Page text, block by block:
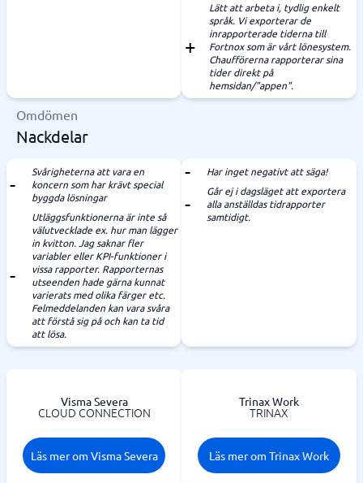
Lätt att arbeta i, tydlig enkelt
språk. Vi exporterar de
inrapporterade tiderna till
Fortnox som är vårt lönesystem.
Chaufförerna rapporterar sina
tider direkt på
hemsidan/"appen".
Omdömen
Nackdelar
Svårigheterna att vara en
koncern som har krävt special
byggda lösningar
Utläggsfunktionerna är inte så
välutvecklade ex. hur man lägger
in kvitton. Jag saknar fler
variabler eller KPI-funktioner i
vissa rapporter. Rapporternas
utseenden hade gärna kunnat
varierats med olika färger etc.
Felmeddelanden kan vara svåra
att förstå sig på och kan ta tid
att lösa.
Har inget negativt att säga!
Går ej i dagsläget att exportera
alla anställdas tidrapporter
samtidigt.
Visma Severa
CLOUD CONNECTION
Läs mer om Visma Severa
Trinax Work
TRINAX
Läs mer om Trinax Work